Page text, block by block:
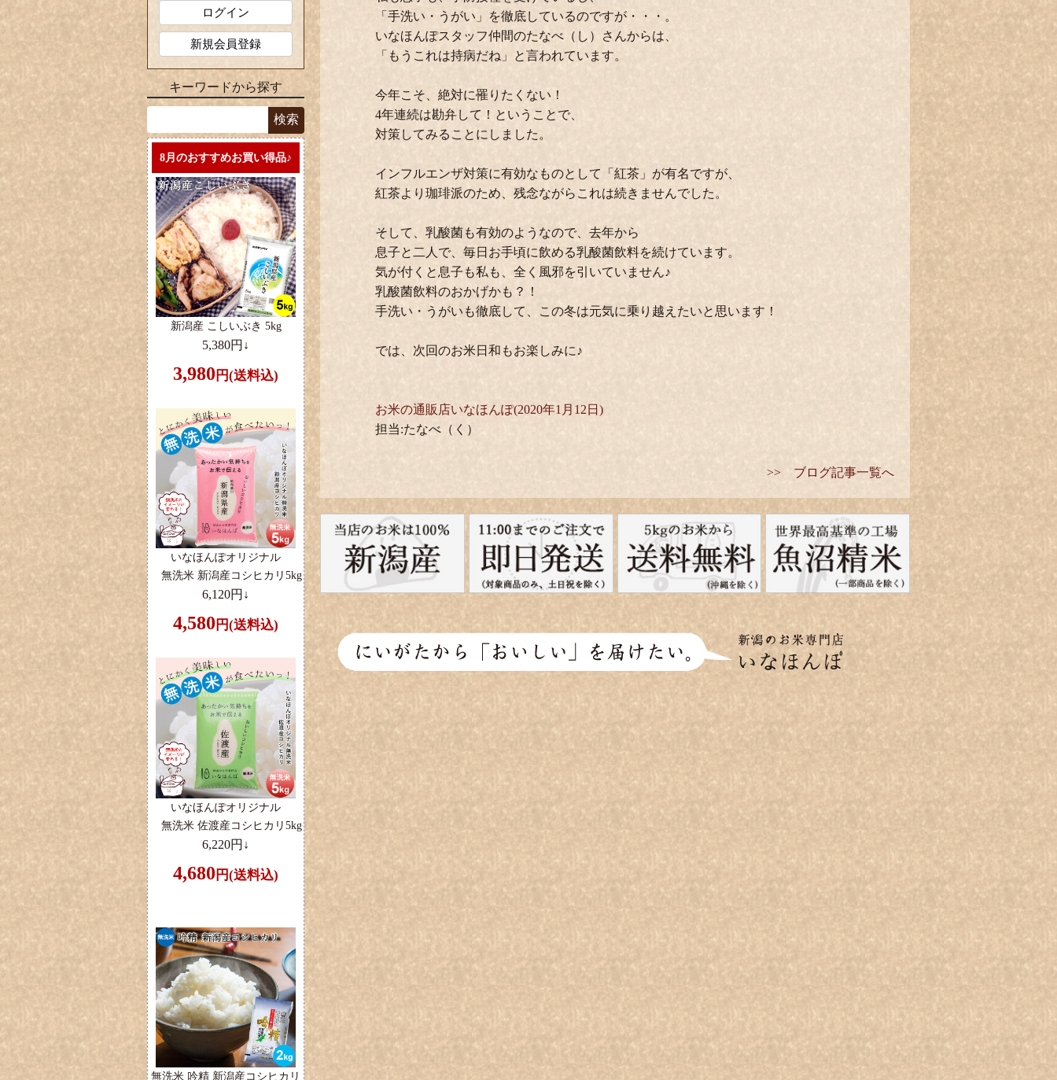
ログイン
新規会員登録
キーワードから探す
8月のおすすめお買い得品♪
新潟産 こしいぶき 5kg
5,380円↓
3,980 円(送料込)
いなほんぽオリジナル
無洗米 新潟産コシヒカリ5kg
6,120円↓
4,580 円(送料込)
いなほんぽオリジナル
無洗米 佐渡産コシヒカリ5kg
6,220円↓
4,680 円(送料込)
無洗米 吟精 新潟産コシヒカリ
「手洗い・うがい」を徹底しているのですが・・・。
いなほんぽスタッフ仲間のたなべ（し）さんからは、
「もうこれは持病だね」と言われています。
今年こそ、絶対に罹りたくない！
4年連続は勘弁して！ということで、
対策してみることにしました。
インフルエンザ対策に有効なものとして「紅茶」が有名ですが、
紅茶より珈琲派のため、残念ながらこれは続きませんでした。
そして、乳酸菌も有効のようなので、去年から
息子と二人で、毎日お手頃に飲める乳酸菌飲料を続けています。
気が付くと息子も私も、全く風邪を引いていません♪
乳酸菌飲料のおかげかも？！
手洗い・うがいも徹底して、この冬は元気に乗り越えたいと思います！
では、次回のお米日和もお楽しみに♪
お米の通販店いなほんぽ(2020年1月12日)
担当:たなべ（く）
>> ブログ記事一覧へ